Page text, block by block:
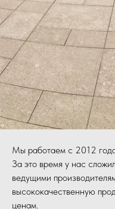
Мы работаем с 2012 года
За это время у нас
ведущими
высококачественную
ценам.